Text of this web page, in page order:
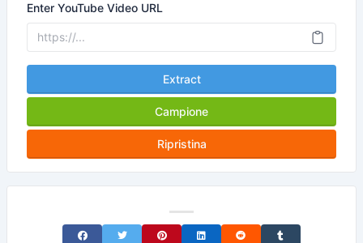
Enter YouTube Video URL
Extract
Campione
Ripristina